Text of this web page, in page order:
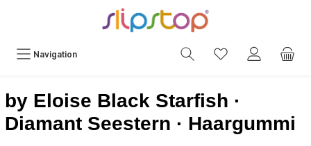
Navigation
by Eloise Black Starfish ·
Diamant Seestern · Haargummi